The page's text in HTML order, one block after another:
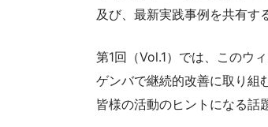
及び、最新実践事例を共有す
第1回（Vol.1）では、このウ
ゲンバで継続的改善に取り組
皆様の活動のヒントになる話